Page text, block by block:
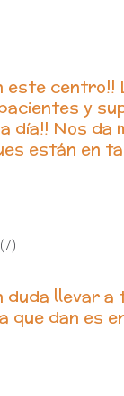
este centro!!
y
día!! Nos da
están en
duda llevar
que dan es